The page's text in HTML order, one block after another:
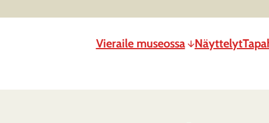
Vieraile museossa Näyttelyt